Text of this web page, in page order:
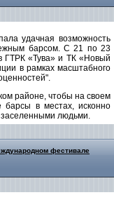
удачная возможность
барсом. С 21 по 23
ГТРК «Тува» и ТК «Новый
в рамках масштабного
районе, чтобы на своем
в местах, исконно
заселенными людьми.
фестивале